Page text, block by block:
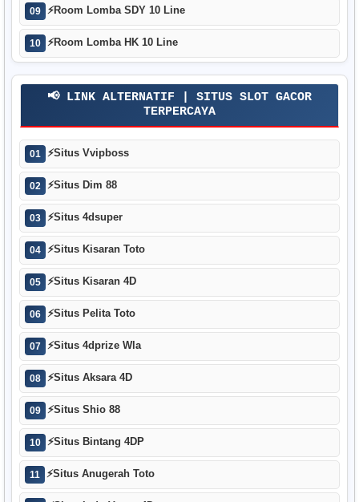
09 ⚡Room Lomba SDY 10 Line
10 ⚡Room Lomba HK 10 Line
📢 LINK ALTERNATIF | SITUS SLOT GACOR
TERPERCAYA
01 ⚡Situs Vvipboss
02 ⚡Situs Dim 88
03 ⚡Situs 4dsuper
04 ⚡Situs Kisaran Toto
05 ⚡Situs Kisaran 4D
06 ⚡Situs Pelita Toto
07 ⚡Situs 4dprize Wla
08 ⚡Situs Aksara 4D
09 ⚡Situs Shio 88
10 ⚡Situs Bintang 4DP
11 ⚡Situs Anugerah Toto